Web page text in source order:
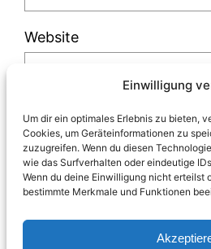
Einwilligung
Um dir ein optimales Erlebnis zu bieten,
Cookies, um Geräteinformationen zu
zuzugreifen. Wenn du diesen
wie das Surfverhalten oder eindeutige
Wenn du deine Einwilligung nicht erteilst
bestimmte Merkmale und Funktionen
Website
Diese Website verwendet
zu reduzieren.Erfahre,
Kommentardaten